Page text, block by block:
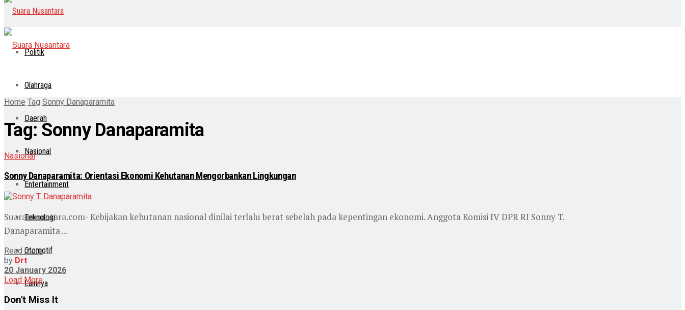
Politik
Olahraga
Daerah
Nasional
Entertainment
Teknologi
Otomotif
Lainnya
Home Tag Sonny Danaparamita
Tag: Sonny Danaparamita
Nasional
Sonny Danaparamita: Orientasi Ekonomi Kehutanan Mengorbankan Lingkungan
Suaranusantara.com- Kebijakan kehutanan nasional dinilai terlalu berat sebelah pada kepentingan ekonomi. Anggota Komisi IV DPR RI Sonny T.
Danaparamita ...
Read more
by Drt
20 January 2026
Load More
Don't Miss It